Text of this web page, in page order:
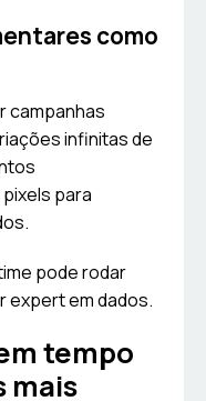
como
campanhas
infinitas de
para
pode rodar
expert em dados.
tempo
mais